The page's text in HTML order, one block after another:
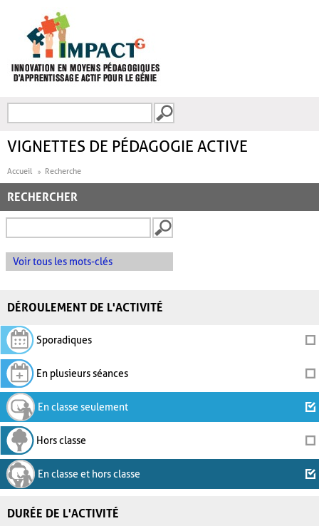
FORMULAIRE DE
VIGNETTES DE PÉDAGOGIE ACTIVE
Accueil Recherche
RECHERCHER
Voir tous les mots-clés
DÉROULEMENT DE L'ACTIVITÉ
Sporadiques
En plusieurs séances
En classe seulement
Hors classe
En classe et hors classe
DURÉE DE L'ACTIVITÉ